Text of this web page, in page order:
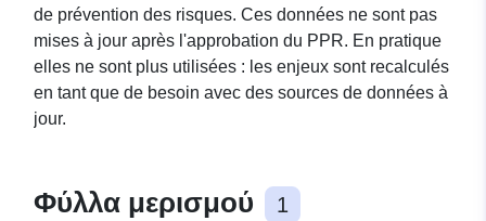
de prévention des risques. Ces données ne sont pas
mises à jour après l'approbation du PPR. En pratique
elles ne sont plus utilisées : les enjeux sont recalculés
en tant que de besoin avec des sources de données à
jour.
Φύλλα μερισμού 1